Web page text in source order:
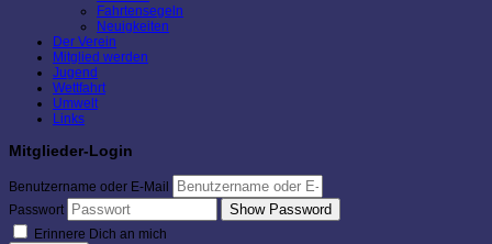
Fahrtensegeln
Neuigkeiten
Der Verein
Mitglied werden
Jugend
Wettfahrt
Umwelt
Links
Mitglieder-Login
Benutzername oder E-Mail
Passwort
Show Password
Erinnere Dich an mich